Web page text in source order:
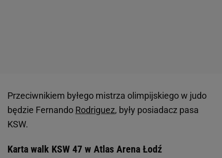
Przeciwnikiem byłego mistrza olimpijskiego w judo
będzie Fernando Rodriguez, były posiadacz pasa
KSW.
Karta walk KSW 47 w Atlas Arena Łodź